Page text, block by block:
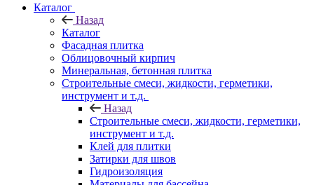
Каталог
Назад
Каталог
Фасадная плитка
Облицовочный кирпич
Минеральная, бетонная плитка
Строительные смеси, жидкости, герметики,
инструмент и т.д.
Назад
Строительные смеси, жидкости, герметики,
инструмент и т.д.
Клей для плитки
Затирки для швов
Гидроизоляция